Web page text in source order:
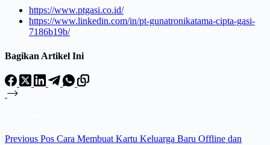
https://www.ptgasi.co.id/
https://www.linkedin.com/in/pt-gunatronikatama-cipta-gasi-
7186b19b/
Bagikan Artikel Ini
Previous Pos Cara Membuat Kartu Keluarga Baru Offline dan